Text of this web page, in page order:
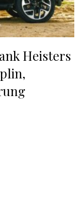
Heisters